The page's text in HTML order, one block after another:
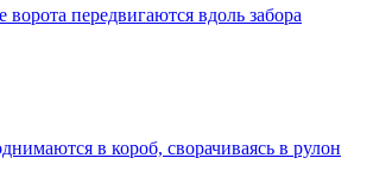
передвигаются вдоль забора
в короб, сворачиваясь в рулон